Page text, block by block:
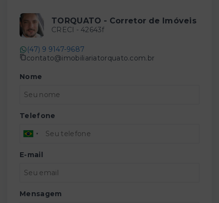
TORQUATO - Corretor de Imóveis
CRECI - 42643f
(47) 9 9147-9687
contato@imobiliariatorquato.com.br
Nome
Telefone
E-mail
Mensagem